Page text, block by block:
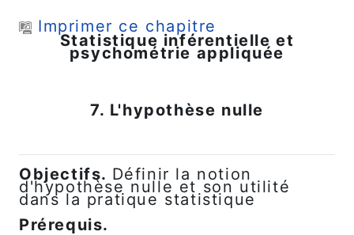
Imprimer ce chapitre
Statistique inférentielle et
psychométrie appliquée
7. L'hypothèse nulle
Objectifs. Définir la notion
d'hypothèse nulle et son utilité
dans la pratique statistique
Prérequis.